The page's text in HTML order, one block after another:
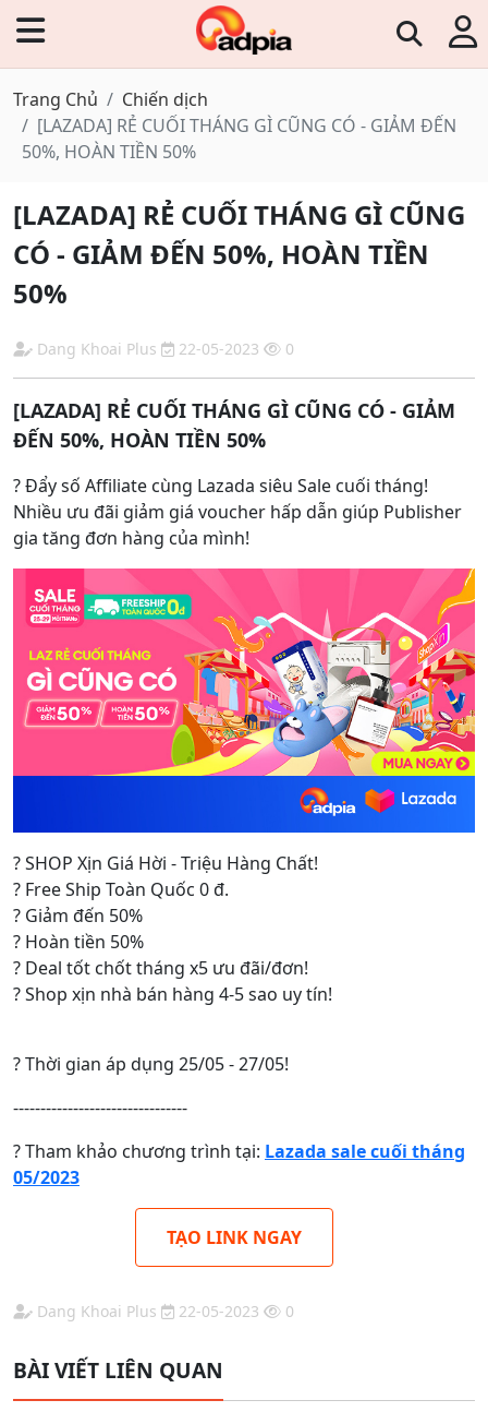
Trang Chủ
Chiến dịch
[LAZADA] RẺ CUỐI THÁNG GÌ CŨNG CÓ - GIẢM ĐẾN
50%, HOÀN TIỀN 50%
[LAZADA] RẺ CUỐI THÁNG GÌ CŨNG
CÓ - GIẢM ĐẾN 50%, HOÀN TIỀN
50%
Dang Khoai Plus 22-05-2023 0
[LAZADA] RẺ CUỐI THÁNG GÌ CŨNG CÓ - GIẢM
ĐẾN 50%, HOÀN TIỀN 50%
? Đẩy số Affiliate cùng Lazada siêu Sale cuối tháng!
Nhiều ưu đãi giảm giá voucher hấp dẫn giúp Publisher
gia tăng đơn hàng của mình!
? SHOP Xịn Giá Hời - Triệu Hàng Chất!
? Free Ship Toàn Quốc 0 đ.
? Giảm đến 50%
? Hoàn tiền 50%
? Deal tốt chốt tháng x5 ưu đãi/đơn!
? Shop xịn nhà bán hàng 4-5 sao uy tín!
? Thời gian áp dụng 25/05 - 27/05!
--------------------------------
? Tham khảo chương trình tại: Lazada sale cuối tháng
05/2023
TẠO LINK NGAY
Dang Khoai Plus 22-05-2023 0
BÀI VIẾT LIÊN QUAN